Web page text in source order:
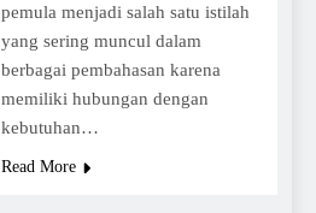
pemula menjadi salah satu istilah
yang sering muncul dalam
berbagai pembahasan karena
memiliki hubungan dengan
kebutuhan…
Read More